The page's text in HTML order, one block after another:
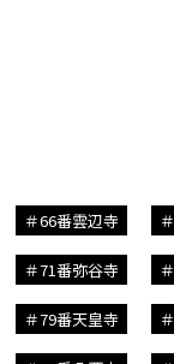
66番雲辺寺
71番弥谷寺
79番天皇寺